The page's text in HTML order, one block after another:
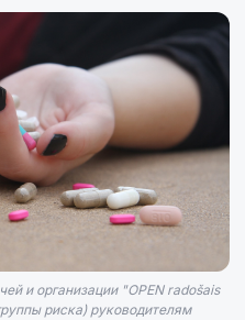
и организации "OPEN radošais
риска) руководителям